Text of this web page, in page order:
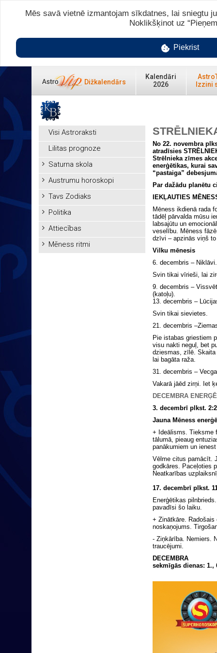
Dižkalendārs
Kalendāri
2026
Izzini
Visi Astroraksti
Lilitas prognoze
Saturna skola
Austrumu horoskopi
Tavs Zodiaks
Politika
Attiecības
Mēness ritmi
No 22. novembra
atradīsies
Strēlnieka zīmes
enerģētikas, kurai
“pastaiga”
Par dažādu planētu
IEKĻAUTIES
Mēness ikdienā rada
tādēļ pārvalda mūsu
labsajūtu un
veselību. Mēness
dzīvi – apzinās viņš
Vilku mēnesis
6. decembris – Niklāvi.
Svin tikai vīrieši, lai
9. decembris –
(katoļu).
13. decembris –
Svin tikai sievietes.
21. decembris
Pie istabas griestiem
visu nakti neguļ, bet
dziesmas, zīlē. Skaita
lai bagāta raža.
31. decembris –
Vakarā jāēd zirņi. Iet
DECEMBRA
3. decembrī plkst.
Jauna Mēness
+ Ideālisms. Tieksme
tālumā, pieaug
panākumiem un
Vēlme citus pamācīt.
godkāres. Paceļoties
Neatkarības
17. decembrī plkst.
Enerģētikas
pavadīsi šo laiku.
+ Zinātkāre.
noskaņojums.
- Ziņkārība. Nemiers.
traucējumi.
DECEMBRA
sekmīgās dienas: 1.,
Mēs savā vietnē izmantojam sīkdatnes, lai sniegtu
Noklikšķinot uz
Piekrist